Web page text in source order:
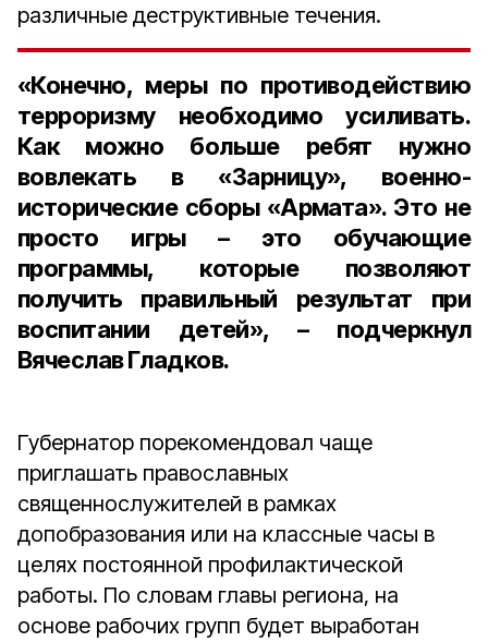
различные деструктивные течения.
«Конечно, меры по противодействию
терроризму необходимо усиливать.
Как можно больше ребят нужно
вовлекать в «Зарницу», военно-
исторические сборы «Армата». Это не
просто игры – это обучающие
программы, которые позволяют
получить правильный результат при
воспитании детей», – подчеркнул
Вячеслав Гладков.
Губернатор порекомендовал чаще
приглашать православных
священнослужителей в рамках
допобразования или на классные часы в
целях постоянной профилактической
работы. По словам главы региона, на
основе рабочих групп будет выработан